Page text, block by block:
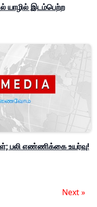
யாழில் இடம்பெற்ற
பலி எண்ணிக்கை உயர்வு!
Next »